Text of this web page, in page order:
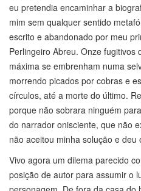
eu pretendia encaminhar a
mim sem qualquer sentido
escrito e abandonado por meu
Perlingeiro Abreu. Onze fugitivos
máxima se embrenham numa
morrendo picados por cobras e
círculos, até a morte do último.
porque não sobrara ninguém
do narrador onisciente, que não
não aceitou minha solução e deu
Vivo agora um dilema parecido
posição de autor para assumir o